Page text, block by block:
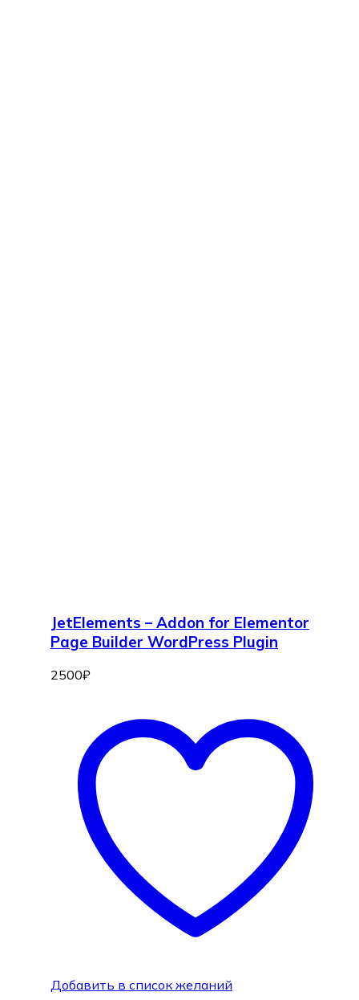
JetElements – Addon for Elementor
Page Builder WordPress Plugin
2500₽
Добавить в список желаний